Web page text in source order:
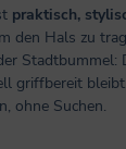
praktisch,
den Hals zu
Stadtbummel:
griffbereit bleibt.
ohne Suchen.